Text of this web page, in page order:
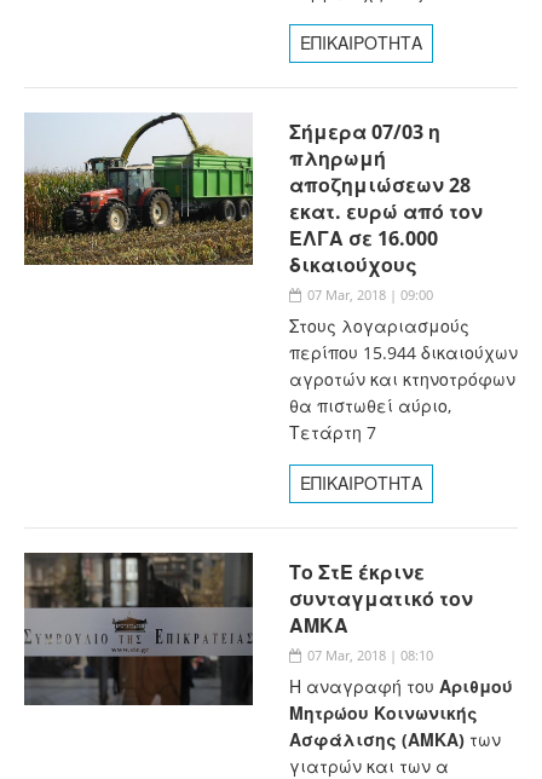
ΕΠΙΚΑΙΡΟΤΗΤΑ
Σήμερα 07/03 η
πληρωμή
αποζημιώσεων 28
εκατ. ευρώ από τον
ΕΛΓΑ σε 16.000
δικαιούχους
07 Mar, 2018 | 09:00
Στους λογαριασμούς
περίπου 15.944 δικαιούχων
αγροτών και κτηνοτρόφων
θα πιστωθεί αύριο,
Τετάρτη 7
ΕΠΙΚΑΙΡΟΤΗΤΑ
Το ΣτΕ έκρινε
συνταγματικό τον
ΑΜΚΑ
07 Mar, 2018 | 08:10
Η αναγραφή του Αριθμού
Μητρώου Κοινωνικής
Ασφάλισης (ΑΜΚΑ) των
γιατρών και των α